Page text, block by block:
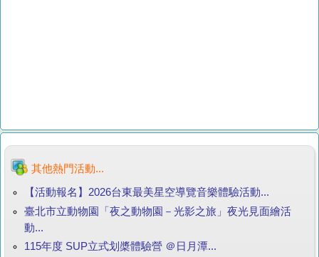
其他熱門活動...
【活動報名】2026台東最美星空導覽音樂體驗活動...
臺北市立動物園「夜之動物園－光影之旅」夜光見面繪活
動...
115年度 SUP立式划槳體驗營 ＠日月潭...